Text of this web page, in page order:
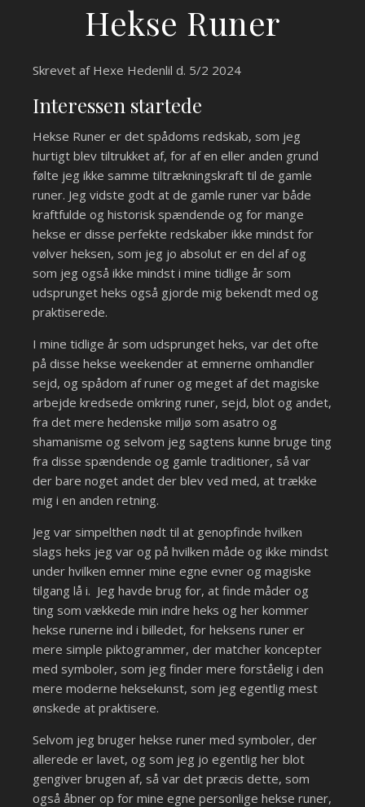
Hekse Runer
Skrevet af Hexe Hedenlil d. 5/2 2024
Interessen startede
Hekse Runer er det spådoms redskab, som jeg
hurtigt blev tiltrukket af, for af en eller anden grund
følte jeg ikke samme tiltrækningskraft til de gamle
runer. Jeg vidste godt at de gamle runer var både
kraftfulde og historisk spændende og for mange
hekse er disse perfekte redskaber ikke mindst for
vølver heksen, som jeg jo absolut er en del af og
som jeg også ikke mindst i mine tidlige år som
udsprunget heks også gjorde mig bekendt med og
praktiserede.
I mine tidlige år som udsprunget heks, var det ofte
på disse hekse weekender at emnerne omhandler
sejd, og spådom af runer og meget af det magiske
arbejde kredsede omkring runer, sejd, blot og andet,
fra det mere hedenske miljø som asatro og
shamanisme og selvom jeg sagtens kunne bruge ting
fra disse spændende og gamle traditioner, så var
der bare noget andet der blev ved med, at trække
mig i en anden retning.
Jeg var simpelthen nødt til at genopfinde hvilken
slags heks jeg var og på hvilken måde og ikke mindst
under hvilken emner mine egne evner og magiske
tilgang lå i. Jeg havde brug for, at finde måder og
ting som vækkede min indre heks og her kommer
hekse runerne ind i billedet, for heksens runer er
mere simple piktogrammer, der matcher koncepter
med symboler, som jeg finder mere forståelig i den
mere moderne heksekunst, som jeg egentlig mest
ønskede at praktisere.
Selvom jeg bruger hekse runer med symboler, der
allerede er lavet, og som jeg jo egentlig her blot
gengiver brugen af, så var det præcis dette, som
også åbner op for mine egne personlige hekse runer,